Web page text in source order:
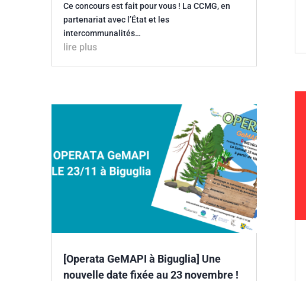
Ce concours est fait pour vous ! La CCMG, en
partenariat avec l’État et les
intercommunalités…
lire plus
[Operata GeMAPI à Biguglia] Une
nouvelle date fixée au 23 novembre !